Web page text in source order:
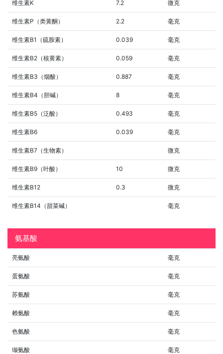
维生素K 7.2 微克
维生素P（类黄酮） 2.2 毫克
维生素B1（硫胺素） 0.039 毫克
维生素B2（核黄素） 0.059 毫克
维生素B3（烟酸） 0.887 毫克
维生素B4（胆碱） 8 毫克
维生素B5（泛酸） 0.493 毫克
维生素B6 0.039 毫克
维生素B7（生物素） 微克
维生素B9（叶酸） 10 微克
维生素B12 0.3 微克
维生素B14（甜菜碱） 毫克
氨基酸
亮氨酸 毫克
蛋氨酸 毫克
苏氨酸 毫克
赖氨酸 毫克
色氨酸 毫克
缬氨酸 毫克